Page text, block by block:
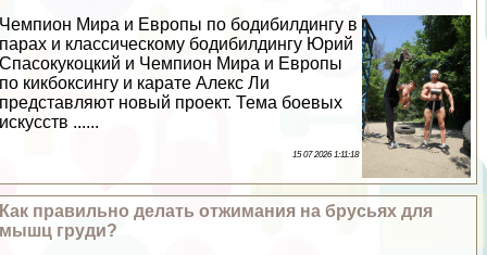
Чемпион Мира и Европы по бодибилдингу в
парах и классическому бодибилдингу Юрий
Спасокукоцкий и Чемпион Мира и Европы
по кикбоксингу и карате Алекс Ли
представляют новый проект. Тема боевых
искусств ......
15 07 2026 1:11:18
Как правильно делать отжимания на брусьях для
мышц гpyди?